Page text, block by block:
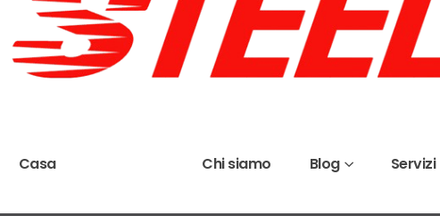
Casa Chi siamo Blog Servizi